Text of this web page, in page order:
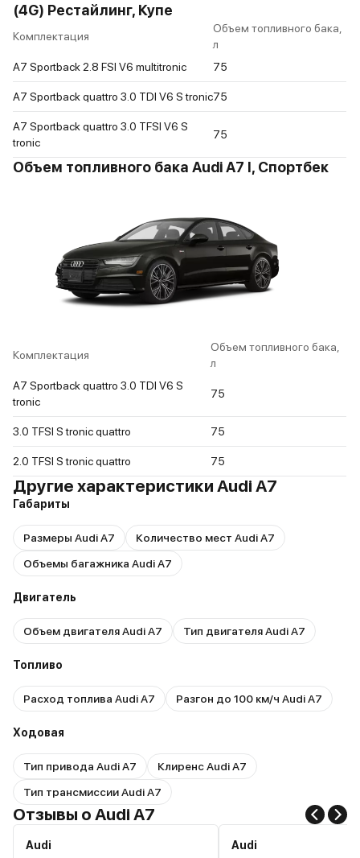
(4G) Рестайлинг, Купе
Комплектация
Объем топливного бака,
л
A7 Sportback 2.8 FSI V6 multitronic
75
A7 Sportback quattro 3.0 TDI V6 S tronic75
A7 Sportback quattro 3.0 TFSI V6 S
tronic
75
Объем топливного бака Audi A7 I, Спортбек
Комплектация
Объем топливного бака,
л
A7 Sportback quattro 3.0 TDI V6 S
tronic
75
3.0 TFSI S tronic quattro 75
2.0 TFSI S tronic quattro 75
Другие характеристики Audi A7
Габариты
Размеры Audi A7
Количество мест Audi A7
Объемы багажника Audi A7
Двигатель
Объем двигателя Audi A7 Тип двигателя Audi A7
Топливо
Расход топлива Audi A7 Разгон до 100 км/ч Audi A7
Ходовая
Тип привода Audi A7
Клиренс Audi A7
Тип трансмиссии Audi A7
Отзывы о Audi A7
Audi Audi